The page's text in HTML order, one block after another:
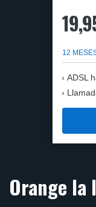
12
ADSL
Orange la